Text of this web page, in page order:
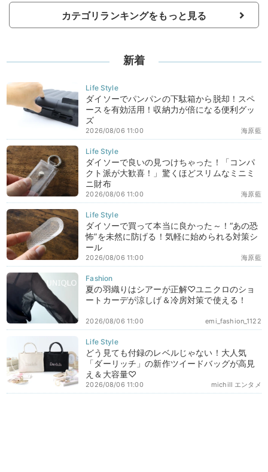
カテゴリランキングをもっと見る
新着
ダイソーでパンパンの下駄箱から脱却！スペ
ースを有効活用！収納力が倍になる便利グッ
ズ
海原藍
2026/08/06 11:00
ダイソーで良いの見つけちゃった！「コンパ
クト派が大歓喜！」驚くほどスリムなミニミ
ニ財布
海原藍
2026/08/06 11:00
ダイソーで買って本当に良かった～！“あの恐
怖”を未然に防げる！気軽に始められる対策シ
ール
海原藍
2026/08/06 11:00
夏の羽織りはシアーが正解♡ユニクロのショ
ートカーデが涼しげ＆冷房対策で使える！
emi_fashion_1122
2026/08/06 11:00
どう見ても付録のレベルじゃない！大人気
「ダーリッチ」の新作ツイードバッグが高見
え＆大容量♡
michill エンタメ
2026/08/06 11:00